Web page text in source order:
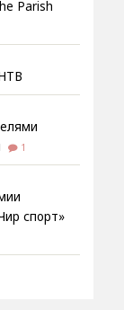
Parish
1
спорт»